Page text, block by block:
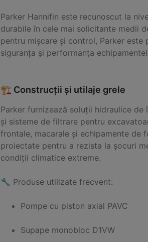
Parker Hannifin este recunoscut la
durabile în cele mai solicitante medii
pentru mișcare și control, Parker
siguranța și performanța
🏗️ Construcții și utilaje grele
Parker furnizează soluții hidraulice de
și sisteme de filtrare pentru
frontale, macarale și echipamente de
proiectate pentru a rezista la șocuri
condiții climatice extreme.
🔧 Produse utilizate frecvent:
Pompe cu piston axial PAVC
Supape monobloc D1VW